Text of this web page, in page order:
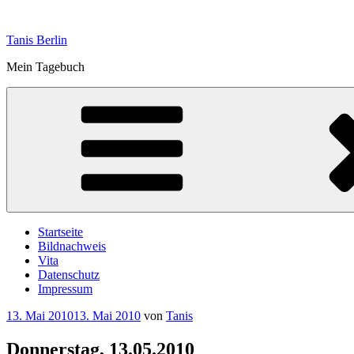
springen
Tanis Berlin
Mein Tagebuch
Startseite
Bildnachweis
Vita
Datenschutz
Impressum
Veröffentlicht
13. Mai 201013. Mai 2010 von Tanis
Donnerstag, 13.05.2010